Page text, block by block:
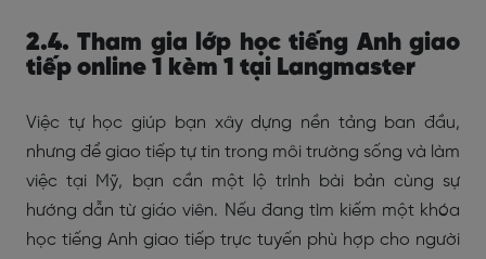
2.4. Tham gia lớp học tiếng Anh giao
tiếp online 1 kèm 1 tại Langmaster
Việc tự học giúp bạn xây dựng nền tảng ban đầu,
nhưng để giao tiếp tự tin trong môi trường sống và làm
việc tại Mỹ, bạn cần một lộ trình bài bản cùng sự
hướng dẫn từ giáo viên. Nếu đang tìm kiếm một khóa
học tiếng Anh giao tiếp trực tuyến phù hợp cho người